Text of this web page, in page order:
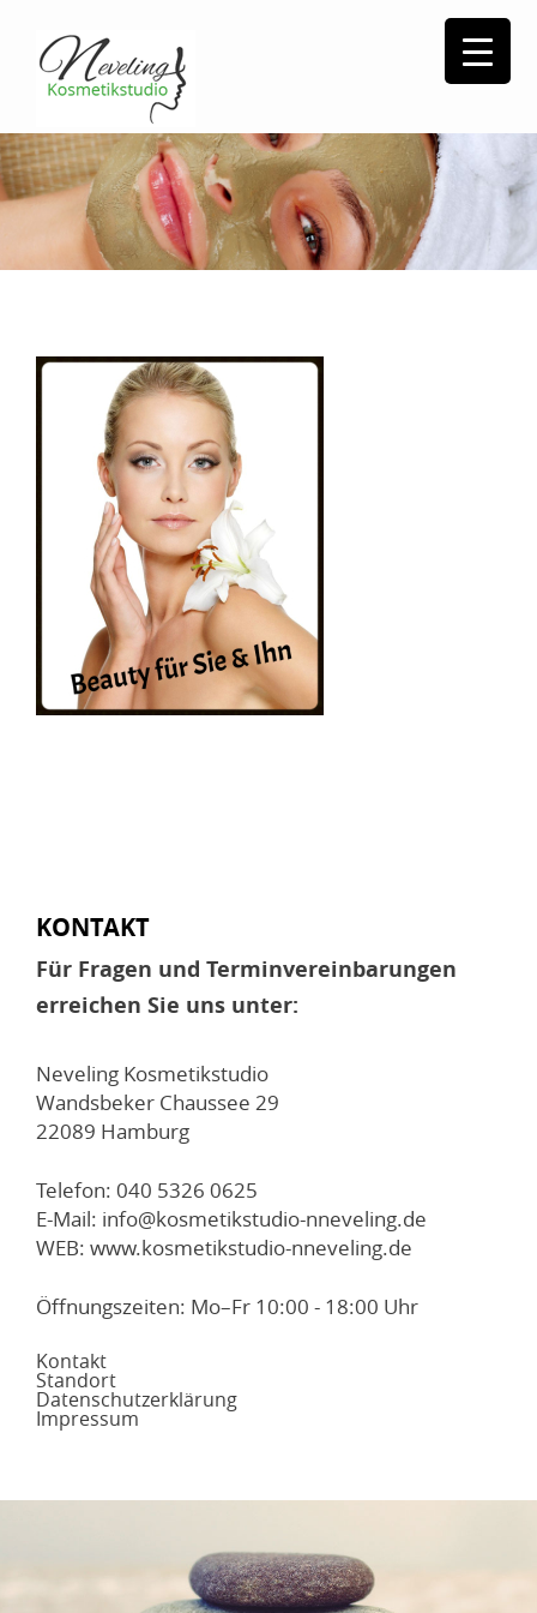
KONTAKT
Für Fragen und Terminvereinbarungen
erreichen Sie uns unter:
Neveling Kosmetikstudio
Wandsbeker Chaussee 29
22089 Hamburg
Telefon: 040 5326 0625
E-Mail: info@kosmetikstudio-nneveling.de
WEB: www.kosmetikstudio-nneveling.de
Öffnungszeiten: Mo–Fr 10:00 - 18:00 Uhr
Kontakt
Standort
Datenschutzerklärung
Impressum